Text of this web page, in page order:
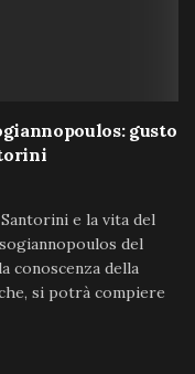
gusto
e la vita del
del
conoscenza della
si potrà compiere